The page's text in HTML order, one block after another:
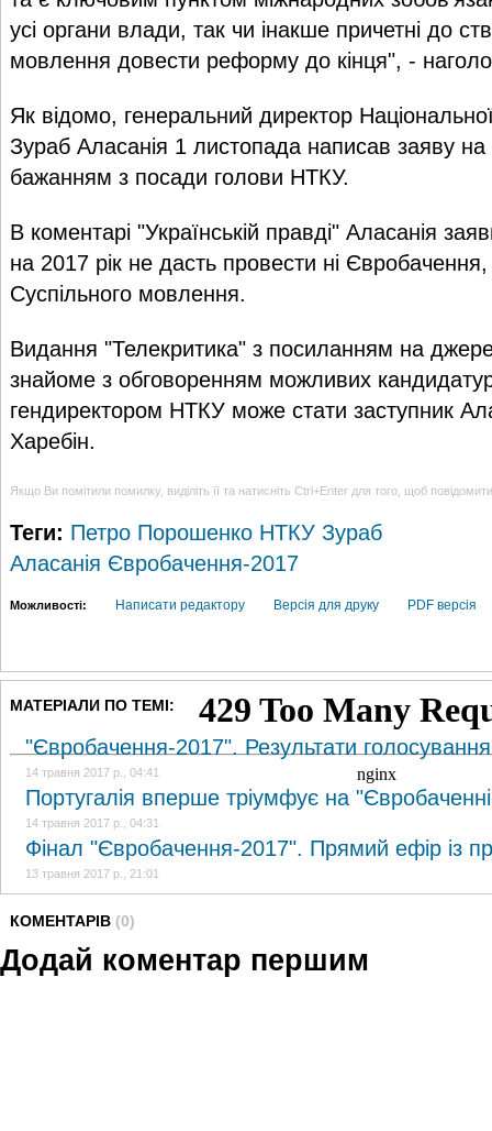
усі органи влади, так чи інакше причетні до
мовлення довести реформу до кінця", -
Як відомо, генеральний директор
Зураб Аласанія 1 листопада написав заяву
бажанням з посади голови НТКУ.
В коментарі "Українській правді" Аласанія
на 2017 рік не дасть провести ні Євробачення,
Суспільного мовлення.
Видання "Телекритика" з посиланням на
знайоме з обговоренням можливих
гендиректором НТКУ може стати заступник
Харебін.
Якщо Ви помітили помилку, виділіть її та натисніть Ctrl+Enter для того, щоб
Теги: Петро Порошенко НТКУ Зураб
Аласанія Євробачення-2017
Можливості: Написати редактору Версія для друку PDF версія
МАТЕРІАЛИ ПО ТЕМІ:
"Євробачення-2017". Результати
14 травня 2017 р., 04:41
Португалія вперше тріумфує на
14 травня 2017 р., 04:31
Фінал "Євробачення-2017". Прямий ефір із
13 травня 2017 р., 21:01
КОМЕНТАРІВ (0)
Додай коментар першим